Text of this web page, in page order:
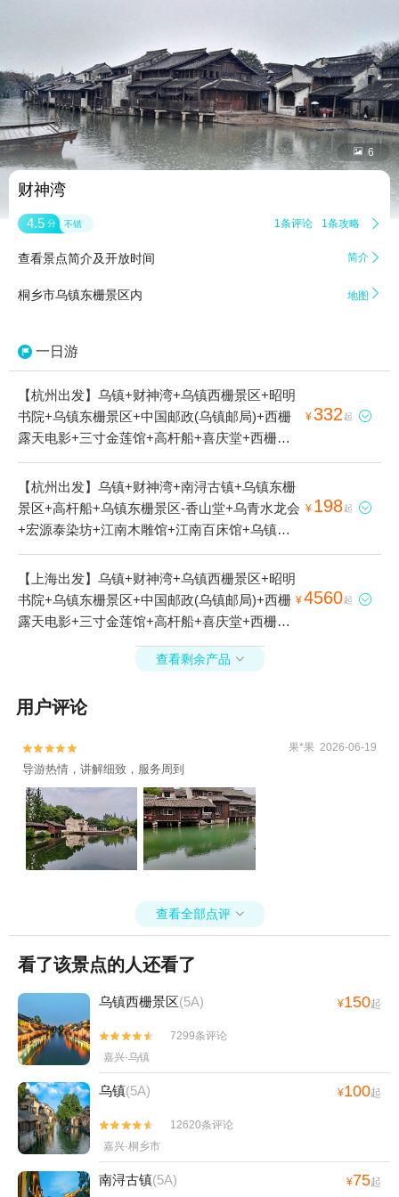
 6
财神湾
4.5 分 不错 1条评论 1条攻略 
查看景点简介及开放时间 简介 
桐乡市乌镇东栅景区内 地图 
一日游
【杭州出发】乌镇+财神湾+乌镇西栅景区+昭明
书院+乌镇东栅景区+中国邮政(乌镇邮局)+西栅
露天电影+三寸金莲馆+高杆船+喜庆堂+西栅夜
游+东栅景区文昌阁(新华路)+乌镇东栅景区-香山
堂+草木本色染坊+望佛桥+乌青水龙会+乌镇东
栅景区-集贤坊+宏源泰染坊+江南木雕馆+江南百
床馆+乌镇东栅景区-皮影戏+翰林第+汇源当铺旧
¥332 起 
【杭州出发】乌镇+财神湾+南浔古镇+乌镇东栅
景区+高杆船+乌镇东栅景区-香山堂+乌青水龙会
+宏源泰染坊+江南木雕馆+江南百床馆+乌镇东
栅景区-皮影戏+汇源当铺旧址+修真观戏台+乌镇
东栅景区-修真观1日游
¥ 198起 
【上海出发】乌镇+财神湾+乌镇西栅景区+昭明
书院+乌镇东栅景区+中国邮政(乌镇邮局)+西栅
露天电影+三寸金莲馆+高杆船+喜庆堂+西栅夜
游+乌镇东栅景区-香山堂+草木本色染坊+望佛桥
+乌青水龙会+乌镇东栅景区-集贤坊+宏源泰染坊
栅景区-修真观1日游
¥4560起 
查看剩余产品 
用户评论

 果*果 2026-06-19
导游热情，讲解细致，服务周到
查看全部点评 
看了该景点的人还看了
乌镇西栅景区(5A) ¥150起


7299条评论
嘉兴·乌镇
乌镇(5A) ¥100起


12620条评论
嘉兴·桐乡市
南浔古镇(5A) ¥75起